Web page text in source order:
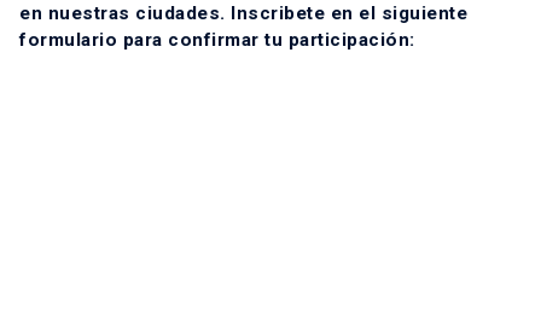
en nuestras ciudades.
Inscribete en el siguiente
formulario para confirmar tu participación: